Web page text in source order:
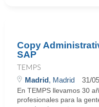
Copy
SAP
TEMPS
Madrid, Madrid 31/
En TEMPS llevamos 30
profesionales para la